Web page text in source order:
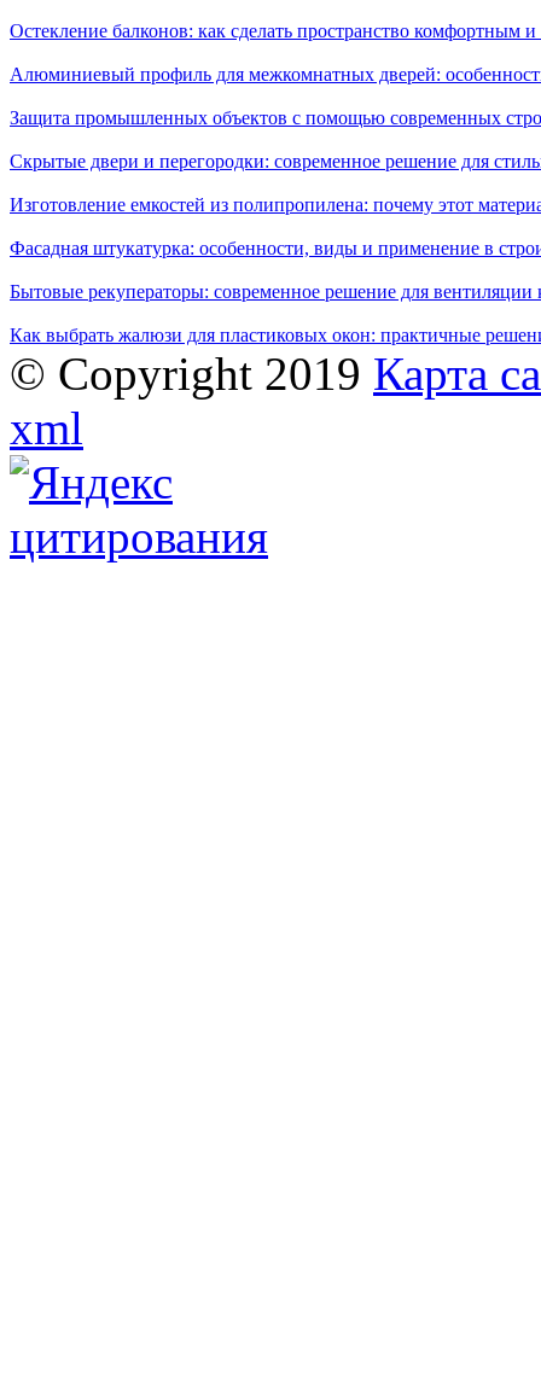
Остекление балконов: как сделать пространство комфортным
Алюминиевый профиль для межкомнатных дверей:
Защита промышленных объектов с помощью современных
Скрытые двери и перегородки: современное решение для
Изготовление емкостей из полипропилена: почему этот
Фасадная штукатурка: особенности, виды и применение в
Бытовые рекуператоры: современное решение для вентиляции
Как выбрать жалюзи для пластиковых окон: практичные
© Copyright 2019 Карта
xml